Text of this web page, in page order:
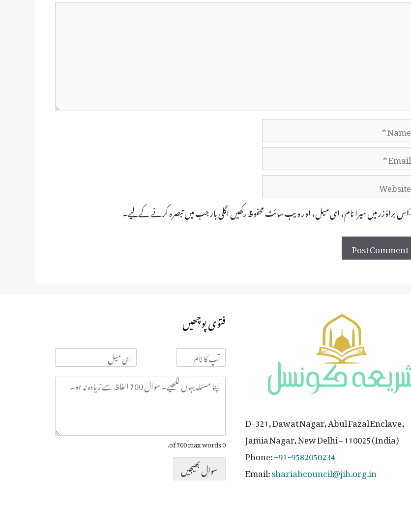
Name
Email
Website
اس براؤزر میں میرا نام، ای میل، اور ویب سائٹ محفوظ رکھیں اگلی بار جب میں تبصرہ کرنے کےلیے۔
D-321, Dawat Nagar, Abul Fazal Enclave,
Jamia Nagar, New Delhi – 110025 (India)
Phone:+91-9582050234
Email:shariahcouncil@jih.org.in
فتوی پوچھیں
0 of 700 max words.
سوال بھیجیں